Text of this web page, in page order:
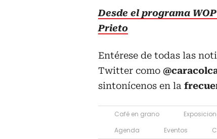
Desde el programa
Prieto
Entérese de todas las
Twitter como
sintonícenos en la
Café en grano
Agenda
Eventos